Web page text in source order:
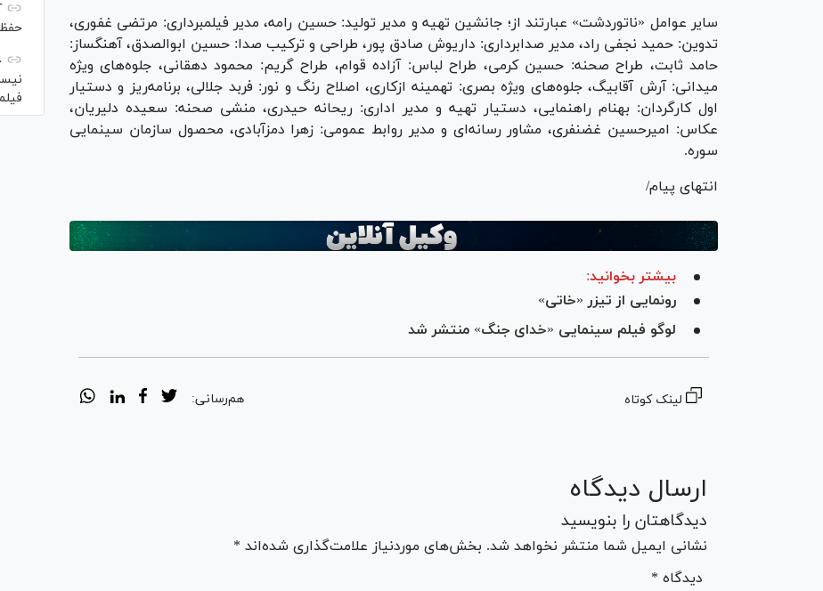
سایر عوامل «ناتوردشت» عبارتند از؛ جانشین تهیه و مدیر تولید: حسین رامه، مدیر فیلمبرداری: مرتضی غفوری،
تدوین: حمید نجفی راد، مدیر صدابرداری: داریوش صادق پور، طراحی و ترکیب صدا: حسین ابوالصدق، آهنگساز:
حامد ثابت، طراح صحنه: حسین کرمی، طراح لباس: آزاده قوام، طراح گریم: محمود دهقانی، جلوه‌های ویژه
میدانی: آرش آقابیگ، جلوه‌های ویژه بصری: تهمینه ازکاری، اصلاح رنگ و نور: فربد جلالی، برنامه‌ریز و دستیار
اول کارگردان: بهنام راهنمایی، دستیار تهیه و مدیر اداری: ریحانه حیدری، منشی صحنه: سعیده دلیریان،
عکاس: امیرحسین غضنفری، مشاور رسانه‌ای و مدیر روابط عمومی: زهرا دمزآبادی، محصول سازمان سینمایی
سوره.
انتهای پیام/
بیشتر بخوانید:
رونمایی از تیزر «خاتی»
لوگو فیلم سینمایی «خدای جنگ» منتشر شد
لینک کوتاه هم‌رسانی:
ارسال دیدگاه
دیدگاهتان را بنویسید
نشانی ایمیل شما منتشر نخواهد شد. بخش‌های موردنیاز علامت‌گذاری شده‌اند *
* دیدگاه